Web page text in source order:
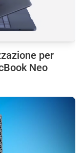
per
Neo